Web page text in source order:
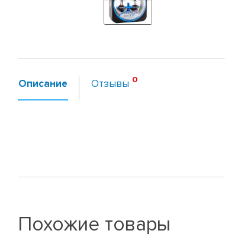
Описание Отзывы
Похожие товары